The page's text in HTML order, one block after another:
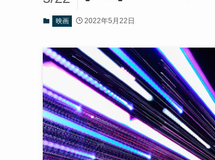
映画 2022年5月22日